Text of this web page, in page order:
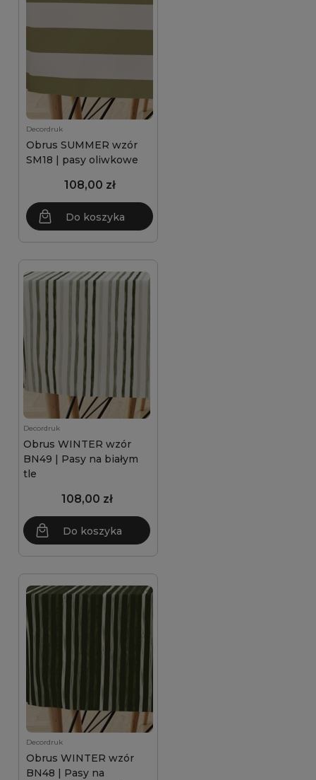
Decordruk
Obrus SUMMER wzór
SM18 | pasy oliwkowe
108,00 zł
Do koszyka
Decordruk
Obrus WINTER wzór
BN49 | Pasy na białym
tle
108,00 zł
Do koszyka
Decordruk
Obrus WINTER wzór
BN48 | Pasy na